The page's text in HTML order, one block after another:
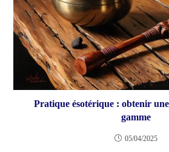
Pratique ésotérique : obtenir
gamme
05/04/2025